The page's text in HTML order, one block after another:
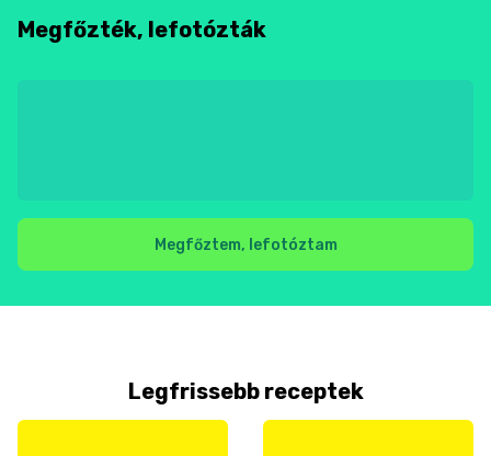
Megfőzték, lefotózták
Megfőztem, lefotóztam
Legfrissebb receptek